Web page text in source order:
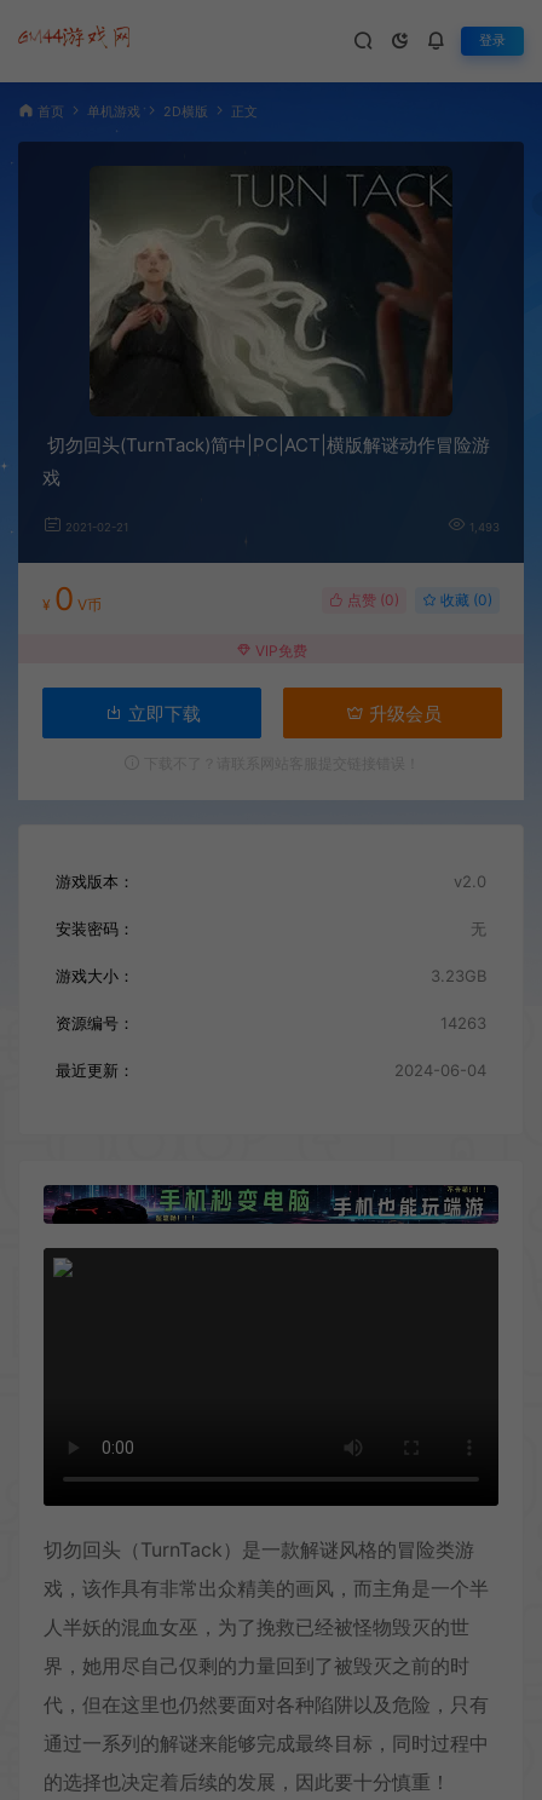
登录
首页 单机游戏 2D横版 正文
切勿回头(TurnTack)简中|PC|ACT|横版解谜动作冒险游
戏
2021-02-21 1,493
¥ 0 V币 点赞 (0) 收藏 (0)
VIP免费
立即下载 升级会员
游戏版本： v2.0
安装密码： 无
游戏大小： 3.23GB
资源编号： 14263
最近更新： 2024-06-04
切勿回头（TurnTack）是一款解谜风格的冒险类游
戏，该作具有非常出众精美的画风，而主角是一个半
人半妖的混血女巫，为了挽救已经被怪物毁灭的世
界，她用尽自己仅剩的力量回到了被毁灭之前的时
代，但在这里也仍然要面对各种陷阱以及危险，只有
通过一系列的解谜来能够完成最终目标，同时过程中
的选择也决定着后续的发展，因此要十分慎重！